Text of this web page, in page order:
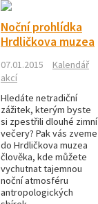
Noční prohlídka
Hrdličkova muzea
07.01.2015
Kalendář
akcí
Hledáte netradiční
zážitek, kterým byste
si zpestřili dlouhé zimní
večery? Pak vás zveme
do Hrdličkova muzea
člověka, kde můžete
vychutnat tajemnou
noční atmosféru
antropologických